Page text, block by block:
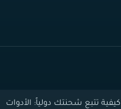
كيفية تتبع شحنتك دولياً: الأدوات